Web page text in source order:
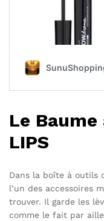
Le Baume
LIPS
Dans la boîte à outils
l’un des accessoires
trouver. Il garde les
comme le fait par